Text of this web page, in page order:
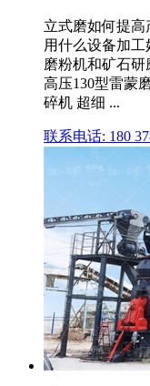
立式磨如何提高
用什么设备加
磨粉机和矿石
高压130型雷蒙
碎机 超细 ...
联系电话: 180